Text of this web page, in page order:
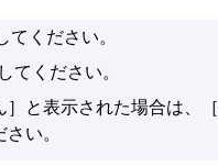
ください。
てください。
］と表示された場合は、［
い。